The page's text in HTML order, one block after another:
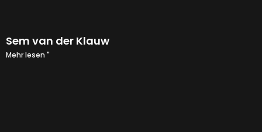
Sem van der Klauw
Mehr lesen "